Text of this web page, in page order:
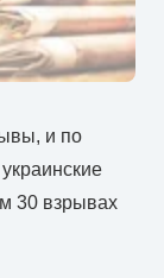
и по
30 взрывах